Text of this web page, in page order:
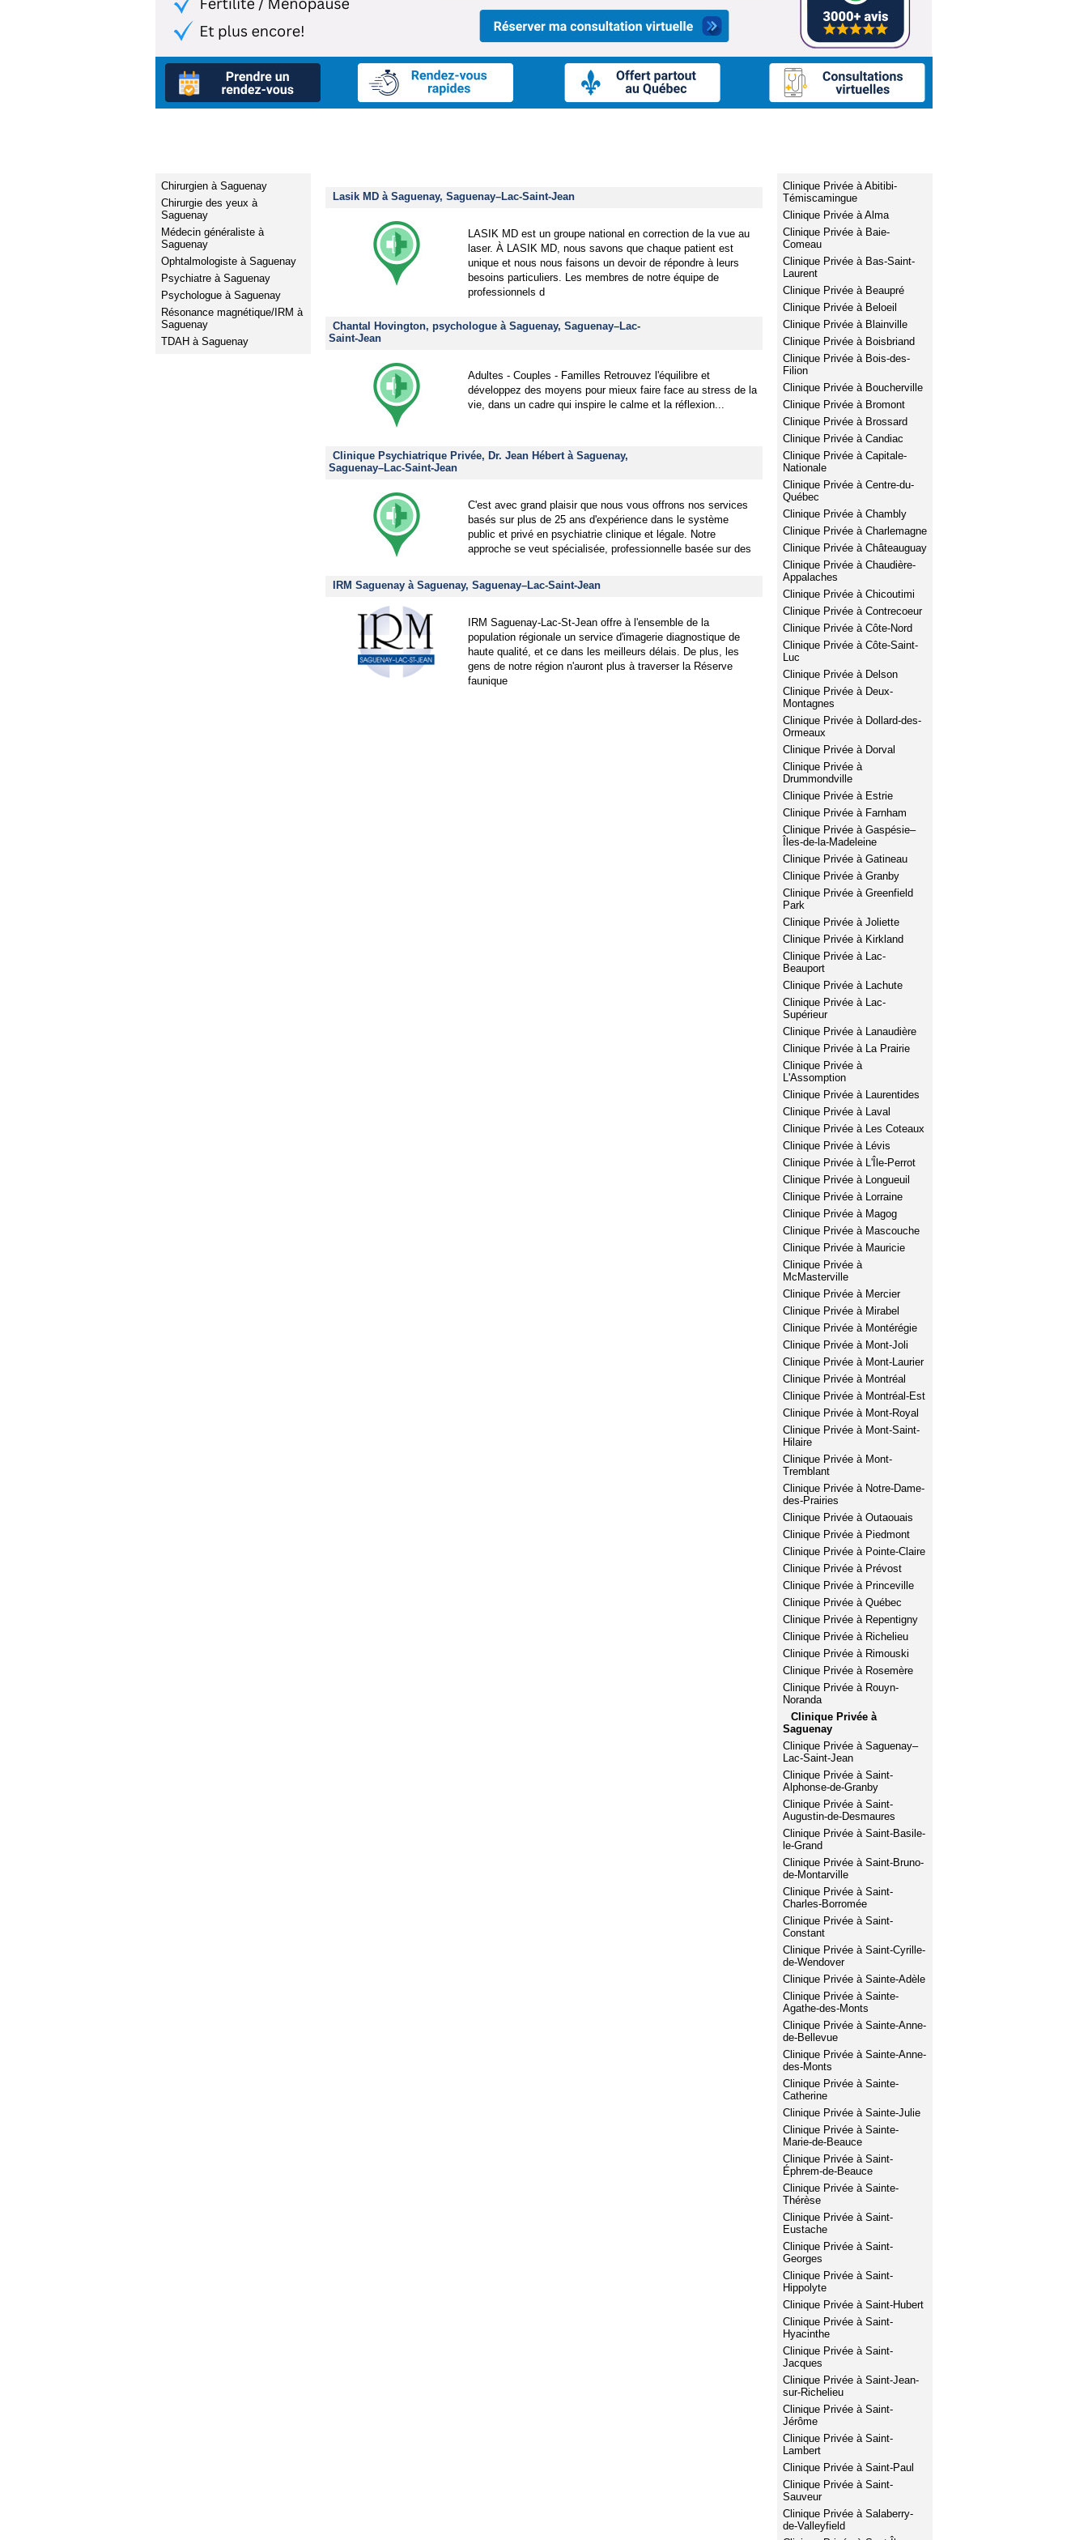
Chirurgien à Saguenay
Chirurgie des yeux à
Saguenay
Médecin généraliste à
Saguenay
Ophtalmologiste à Saguenay
Psychiatre à Saguenay
Psychologue à Saguenay
Résonance magnétique/IRM à
Saguenay
TDAH à Saguenay
Lasik MD à Saguenay, Saguenay–Lac-Saint-Jean
LASIK MD est un groupe national en correction de la vue au
laser. À LASIK MD, nous savons que chaque patient est
unique et nous nous faisons un devoir de répondre à leurs
besoins particuliers. Les membres de notre équipe de
professionnels d
Chantal Hovington, psychologue à Saguenay, Saguenay–Lac-
Saint-Jean
Adultes - Couples - Familles Retrouvez l'équilibre et
développez des moyens pour mieux faire face au stress de la
vie, dans un cadre qui inspire le calme et la réflexion...
Clinique Psychiatrique Privée, Dr. Jean Hébert à Saguenay,
Saguenay–Lac-Saint-Jean
C'est avec grand plaisir que nous vous offrons nos services
basés sur plus de 25 ans d'expérience dans le système
public et privé en psychiatrie clinique et légale. Notre
approche se veut spécialisée, professionnelle basée sur des
IRM Saguenay à Saguenay, Saguenay–Lac-Saint-Jean
IRM Saguenay-Lac-St-Jean offre à l'ensemble de la
population régionale un service d'imagerie diagnostique de
haute qualité, et ce dans les meilleurs délais. De plus, les
gens de notre région n'auront plus à traverser la Réserve
faunique
Clinique Privée à Abitibi-
Témiscamingue
Clinique Privée à Alma
Clinique Privée à Baie-
Comeau
Clinique Privée à Bas-Saint-
Laurent
Clinique Privée à Beaupré
Clinique Privée à Beloeil
Clinique Privée à Blainville
Clinique Privée à Boisbriand
Clinique Privée à Bois-des-
Filion
Clinique Privée à Boucherville
Clinique Privée à Bromont
Clinique Privée à Brossard
Clinique Privée à Candiac
Clinique Privée à Capitale-
Nationale
Clinique Privée à Centre-du-
Québec
Clinique Privée à Chambly
Clinique Privée à Charlemagne
Clinique Privée à Châteauguay
Clinique Privée à Chaudière-
Appalaches
Clinique Privée à Chicoutimi
Clinique Privée à Contrecoeur
Clinique Privée à Côte-Nord
Clinique Privée à Côte-Saint-
Luc
Clinique Privée à Delson
Clinique Privée à Deux-
Montagnes
Clinique Privée à Dollard-des-
Ormeaux
Clinique Privée à Dorval
Clinique Privée à
Drummondville
Clinique Privée à Estrie
Clinique Privée à Farnham
Clinique Privée à Gaspésie–
Îles-de-la-Madeleine
Clinique Privée à Gatineau
Clinique Privée à Granby
Clinique Privée à Greenfield
Park
Clinique Privée à Joliette
Clinique Privée à Kirkland
Clinique Privée à Lac-
Beauport
Clinique Privée à Lachute
Clinique Privée à Lac-
Supérieur
Clinique Privée à Lanaudière
Clinique Privée à La Prairie
Clinique Privée à
L'Assomption
Clinique Privée à Laurentides
Clinique Privée à Laval
Clinique Privée à Les Coteaux
Clinique Privée à Lévis
Clinique Privée à L'Île-Perrot
Clinique Privée à Longueuil
Clinique Privée à Lorraine
Clinique Privée à Magog
Clinique Privée à Mascouche
Clinique Privée à Mauricie
Clinique Privée à
McMasterville
Clinique Privée à Mercier
Clinique Privée à Mirabel
Clinique Privée à Montérégie
Clinique Privée à Mont-Joli
Clinique Privée à Mont-Laurier
Clinique Privée à Montréal
Clinique Privée à Montréal-Est
Clinique Privée à Mont-Royal
Clinique Privée à Mont-Saint-
Hilaire
Clinique Privée à Mont-
Tremblant
Clinique Privée à Notre-Dame-
des-Prairies
Clinique Privée à Outaouais
Clinique Privée à Piedmont
Clinique Privée à Pointe-Claire
Clinique Privée à Prévost
Clinique Privée à Princeville
Clinique Privée à Québec
Clinique Privée à Repentigny
Clinique Privée à Richelieu
Clinique Privée à Rimouski
Clinique Privée à Rosemère
Clinique Privée à Rouyn-
Noranda
Clinique Privée à
Saguenay
Clinique Privée à Saguenay–
Lac-Saint-Jean
Clinique Privée à Saint-
Alphonse-de-Granby
Clinique Privée à Saint-
Augustin-de-Desmaures
Clinique Privée à Saint-Basile-
le-Grand
Clinique Privée à Saint-Bruno-
de-Montarville
Clinique Privée à Saint-
Charles-Borromée
Clinique Privée à Saint-
Constant
Clinique Privée à Saint-Cyrille-
de-Wendover
Clinique Privée à Sainte-Adèle
Clinique Privée à Sainte-
Agathe-des-Monts
Clinique Privée à Sainte-Anne-
de-Bellevue
Clinique Privée à Sainte-Anne-
des-Monts
Clinique Privée à Sainte-
Catherine
Clinique Privée à Sainte-Julie
Clinique Privée à Sainte-
Marie-de-Beauce
Clinique Privée à Saint-
Éphrem-de-Beauce
Clinique Privée à Sainte-
Thérèse
Clinique Privée à Saint-
Eustache
Clinique Privée à Saint-
Georges
Clinique Privée à Saint-
Hippolyte
Clinique Privée à Saint-Hubert
Clinique Privée à Saint-
Hyacinthe
Clinique Privée à Saint-
Jacques
Clinique Privée à Saint-Jean-
sur-Richelieu
Clinique Privée à Saint-
Jérôme
Clinique Privée à Saint-
Lambert
Clinique Privée à Saint-Paul
Clinique Privée à Saint-
Sauveur
Clinique Privée à Salaberry-
de-Valleyfield